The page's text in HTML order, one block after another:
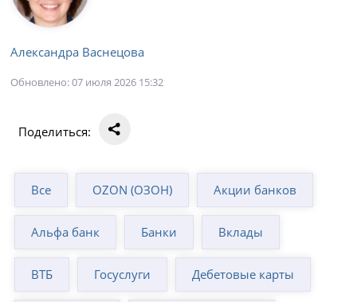
Александра Васнецова
Обновлено: 07 июля 2026 15:32
Поделиться:
Все OZON (ОЗОН) Акции банков
Альфа банк Банки Вклады
ВТБ Госуслуги Дебетовые карты